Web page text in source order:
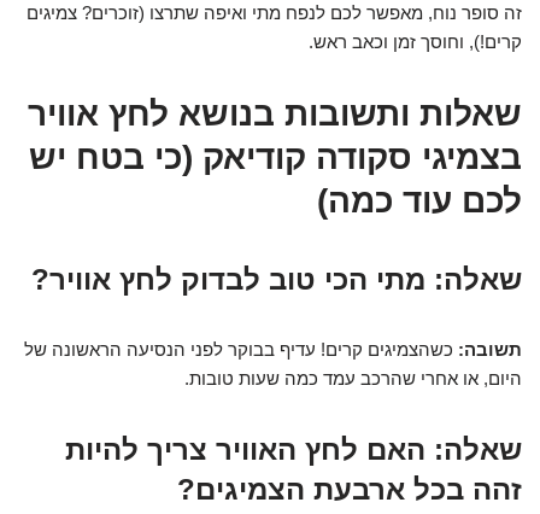
זה סופר נוח, מאפשר לכם לנפח מתי ואיפה שתרצו (זוכרים? צמיגים
קרים!), וחוסך זמן וכאב ראש.
שאלות ותשובות בנושא לחץ אוויר
בצמיגי סקודה קודיאק (כי בטח יש
לכם עוד כמה)
שאלה: מתי הכי טוב לבדוק לחץ אוויר?
תשובה: כשהצמיגים קרים! עדיף בבוקר לפני הנסיעה הראשונה של
היום, או אחרי שהרכב עמד כמה שעות טובות.
שאלה: האם לחץ האוויר צריך להיות
זהה בכל ארבעת הצמיגים?